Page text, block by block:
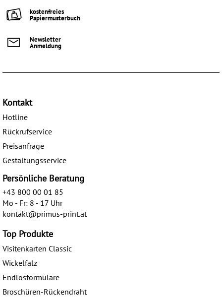
kostenfreies
Papiermusterbuch
Newsletter
Anmeldung
Kontakt
Hotline
Rückrufservice
Preisanfrage
Gestaltungsservice
Persönliche Beratung
+43 800 00 01 85
Mo - Fr: 8 - 17 Uhr
kontakt@primus-print.at
Top Produkte
Visitenkarten Classic
Wickelfalz
Endlosformulare
Broschüren-Rückendraht